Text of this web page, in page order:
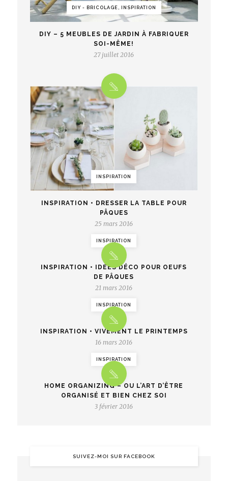
DIY - BRICOLAGE, INSPIRATION
DIY – 5 MEUBLES DE JARDIN À FABRIQUER
SOI-MÊME!
27 juillet 2016
INSPIRATION
INSPIRATION • DRESSER LA TABLE POUR
PÂQUES
25 mars 2016
INSPIRATION
INSPIRATION • IDÉES DÉCO POUR OEUFS
DE PÂQUES
21 mars 2016
INSPIRATION
INSPIRATION • VIVEMENT LE PRINTEMPS
16 mars 2016
INSPIRATION
HOME ORGANIZING – OU L’ART D’ÊTRE
ORGANISÉ ET BIEN CHEZ SOI
3 février 2016
SUIVEZ-MOI SUR FACEBOOK